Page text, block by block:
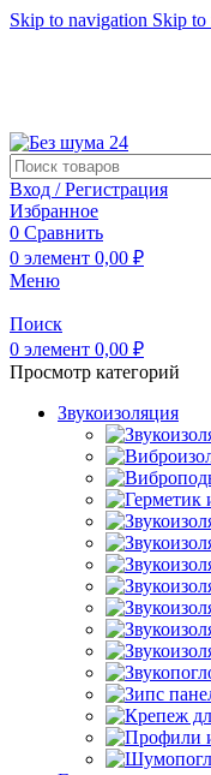
Skip to navigation Skip to
Вход / Регистрация
Избранное
0 Сравнить
0 элемент 0,00 ₽
Меню
Поиск
0 элемент 0,00 ₽
Просмотр категорий
Звукоизоляция